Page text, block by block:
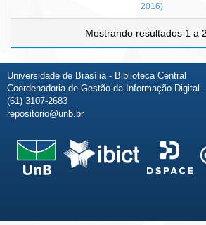
2016)
Mostrando resultados 1 a
Universidade de Brasília - Biblioteca Central
Coordenadoria de Gestão da Informação Digital
(61) 3107-2683
repositorio@unb.br